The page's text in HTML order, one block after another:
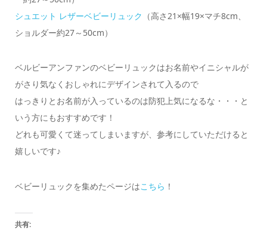
シュエット レザーベビーリュック （高さ21×幅19×マチ8cm、
ショルダー約27～50cm）
ベルビーアンファンのベビーリュックはお名前やイニシャルが
がさり気なくおしゃれにデザインされて入るので
はっきりとお名前が入っているのは防犯上気になるな・・・と
いう方にもおすすめです！
どれも可愛くて迷ってしまいますが、参考にしていただけると
嬉しいです♪
ベビーリュックを集めたページはこちら ！
共有: